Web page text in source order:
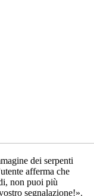
dei serpenti
afferma che
non puoi più
segnalazione!».